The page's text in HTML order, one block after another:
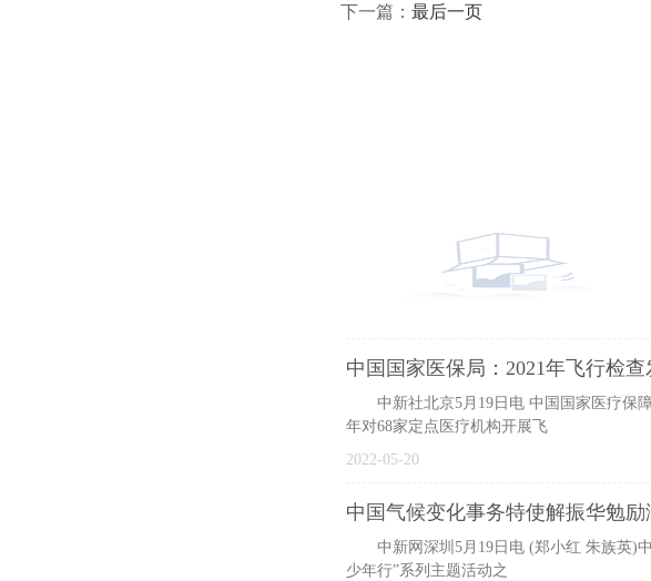
下一篇： 最后一页
中国国家医保局：2021年飞行检
中新社北京5月19日电 中国国家医疗保障
年对68家定点医疗机构开展飞
2022-05-20
中国气候变化事务特使解振华勉
中新网深圳5月19日电 (郑小红 朱族英)中
少年行”系列主题活动之